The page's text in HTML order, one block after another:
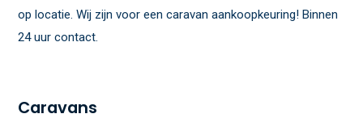
op locatie. Wij zijn voor een caravan aankoopkeuring! Binnen
24 uur contact.
Caravans